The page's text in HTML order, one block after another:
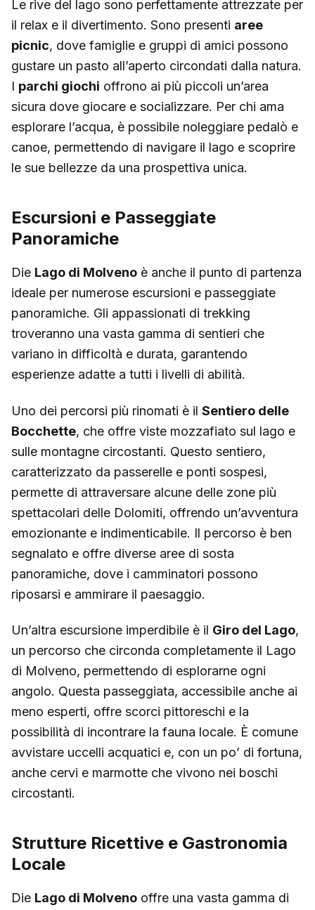
Le rive del lago sono perfettamente attrezzate per
il relax e il divertimento. Sono presenti aree
picnic, dove famiglie e gruppi di amici possono
gustare un pasto all’aperto circondati dalla natura.
I parchi giochi offrono ai più piccoli un’area
sicura dove giocare e socializzare. Per chi ama
esplorare l’acqua, è possibile noleggiare pedalò e
canoe, permettendo di navigare il lago e scoprire
le sue bellezze da una prospettiva unica.
Escursioni e Passeggiate
Panoramiche
Die Lago di Molveno è anche il punto di partenza
ideale per numerose escursioni e passeggiate
panoramiche. Gli appassionati di trekking
troveranno una vasta gamma di sentieri che
variano in difficoltà e durata, garantendo
esperienze adatte a tutti i livelli di abilità.
Uno dei percorsi più rinomati è il Sentiero delle
Bocchette, che offre viste mozzafiato sul lago e
sulle montagne circostanti. Questo sentiero,
caratterizzato da passerelle e ponti sospesi,
permette di attraversare alcune delle zone più
spettacolari delle Dolomiti, offrendo un’avventura
emozionante e indimenticabile. Il percorso è ben
segnalato e offre diverse aree di sosta
panoramiche, dove i camminatori possono
riposarsi e ammirare il paesaggio.
Un’altra escursione imperdibile è il Giro del Lago,
un percorso che circonda completamente il Lago
di Molveno, permettendo di esplorarne ogni
angolo. Questa passeggiata, accessibile anche ai
meno esperti, offre scorci pittoreschi e la
possibilità di incontrare la fauna locale. È comune
avvistare uccelli acquatici e, con un po’ di fortuna,
anche cervi e marmotte che vivono nei boschi
circostanti.
Strutture Ricettive e Gastronomia
Locale
Die Lago di Molveno offre una vasta gamma di